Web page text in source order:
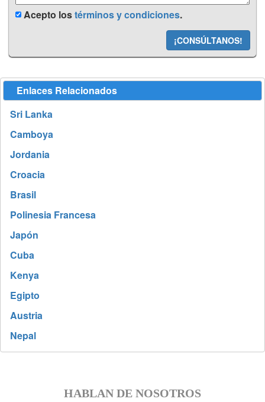
Acepto lostérminos y condiciones.
¡CONSÚLTANOS!
Enlaces Relacionados
Sri Lanka
Camboya
Jordania
Croacia
Brasil
Polinesia Francesa
Japón
Cuba
Kenya
Egipto
Austria
Nepal
HABLAN DE NOSOTROS